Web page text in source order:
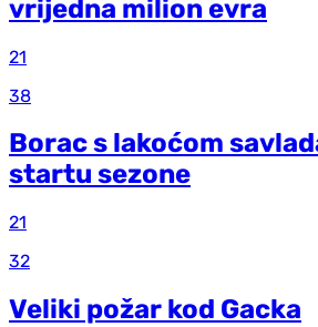
vrijedna milion evra
21
38
Borac s lakoćom
startu sezone
21
32
Veliki požar kod Gacka